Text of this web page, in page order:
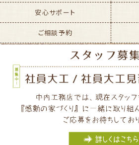
安心サポート
ご相談予約